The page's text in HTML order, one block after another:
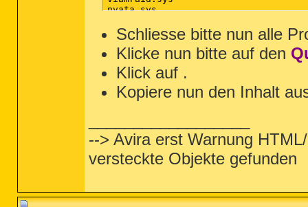
nvata.sys
iastorv.sys
ViPrt.sys
eNetHook.dll
ahcix86.sys
KR10N.sys
nvstor32.sys
ahcix86s.sys
/md5stop
%systemroot%\*. /mp /s
%systemroot%\system32\*.dll /
CREATERESTOREPOINT
Schliesse bitte nun alle
Klicke nun bitte auf den
Klick auf .
Kopiere nun den Inhalt
--> Avira erst Warnung
versteckte Objekte gefunden